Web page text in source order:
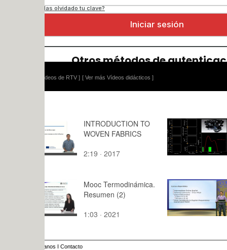
[ Ver más Vídeos didácticos ]
INTRODUCTION TO
WOVEN FABRICS
2:19 · 2017
Efecto de
de escape
0:27 · 2015
Mooc Termodinámica.
Resumen (2)
1:03 · 2021
Materiales
lenguas
8603:45 ·